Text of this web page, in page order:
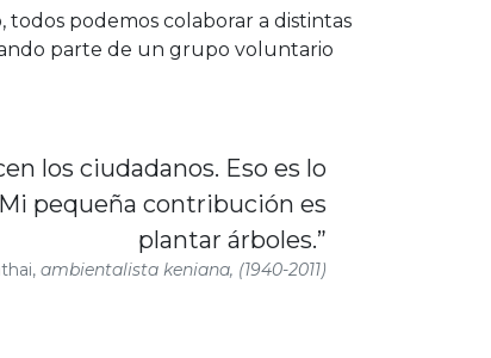
podemos colaborar a distintas
parte de un grupo voluntario
los ciudadanos. Eso es lo
pequeña contribución es
plantar árboles.”
ambientalista keniana, (1940-2011)